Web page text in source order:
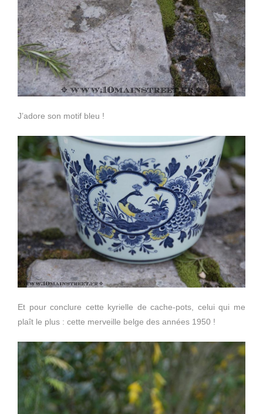
J’adore son motif bleu !
Et pour conclure cette kyrielle de cache-pots, celui qui me
plaît le plus : cette merveille belge des années 1950 !